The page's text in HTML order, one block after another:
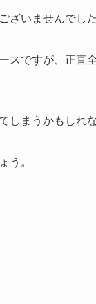
ざいませんでした
スですが、正直
しまうかもしれ
う。